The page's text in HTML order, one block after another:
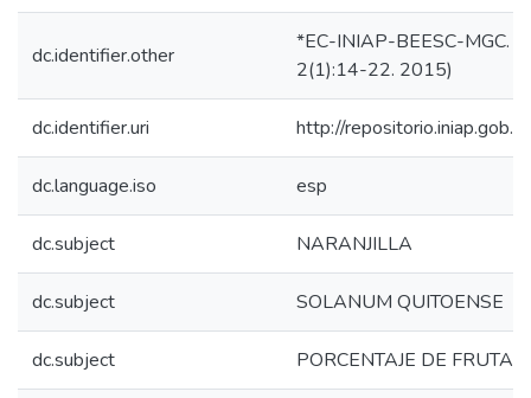
dc.identifier.other
*EC-INIAP-BEESC-MGC.
2(1):14-22. 2015)
dc.identifier.uri http://
dc.language.iso esp
dc.subject NARANJILLA
dc.subject SOLANUM QUITOENSE
dc.subject PORCENTAJE DE FRUTA